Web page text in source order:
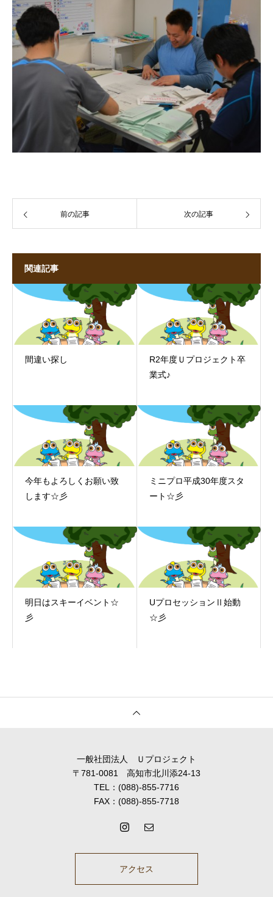
前の記事 次の記事
関連記事
間違い探し
R2年度Ｕプロジェクト卒
業式♪
今年もよろしくお願い致
します☆彡
ミニプロ平成30年度スタ
ート☆彡
明日はスキーイベント☆
彡
UプロセッションⅡ始動
☆彡
一般社団法人 Ｕプロジェクト
〒781-0081 高知市北川添24-13
TEL：(088)-855-7716
FAX：(088)-855-7718
アクセス